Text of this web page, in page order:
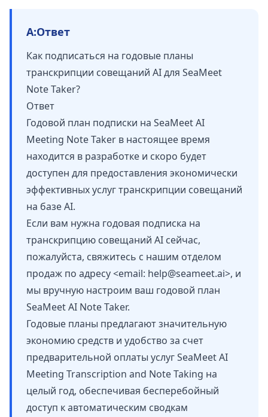
A:Ответ
Как подписаться на годовые планы
транскрипции совещаний AI для SeaMeet
Note Taker?
Ответ
Годовой план подписки на SeaMeet AI
Meeting Note Taker в настоящее время
находится в разработке и скоро будет
доступен для предоставления экономически
эффективных услуг транскрипции совещаний
на базе AI.
Если вам нужна годовая подписка на
транскрипцию совещаний AI сейчас,
пожалуйста, свяжитесь с нашим отделом
продаж по адресу <email: help@seameet.ai>, и
мы вручную настроим ваш годовой план
SeaMeet AI Note Taker.
Годовые планы предлагают значительную
экономию средств и удобство за счет
предварительной оплаты услуг SeaMeet AI
Meeting Transcription and Note Taking на
целый год, обеспечивая бесперебойный
доступ к автоматическим сводкам